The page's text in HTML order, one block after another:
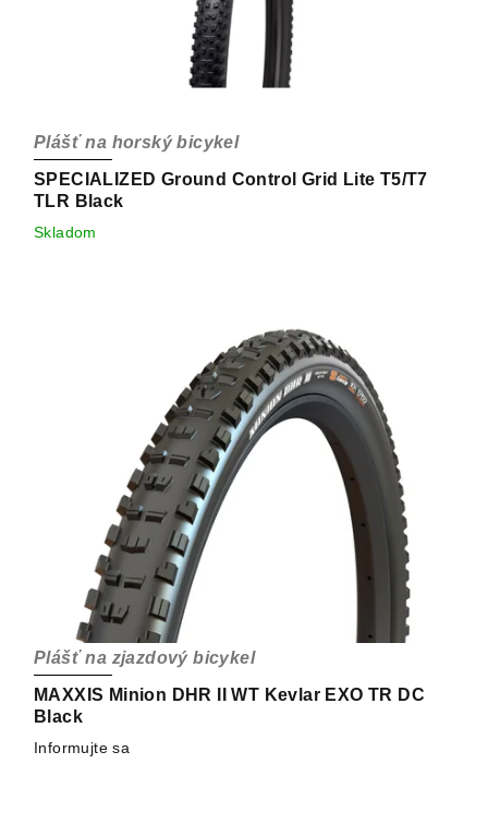
SPECIALIZED Ground Control Grid Lite T5/T7
TLR Black
Plášť na horský bicykel
Skladom
MAXXIS Minion DHR II WT Kevlar EXO TR DC
Black
Plášť na zjazdový bicykel
Informujte sa